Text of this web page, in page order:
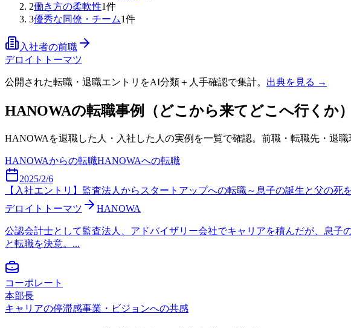
2働き方の柔軟性1件
3優秀な同僚・チーム1件
入社者の前職
デロイトトーマツ
公開された転職・退職エントリをAI分類＋人手確認で集計。 出典を見る →
HANOWAの転職事例（どこから来てどこへ行くか）
HANOWA を退職した人・入社した人の実例を一覧で確認。前職・転職先・退職
HANOWAからの転職HANOWAへの転職
2025/2/6
【入社エントリ】監査法人からスタートアップへの転職～息子の誕生と父の死
デロイトトーマツ
HANOWA
公認会計士として監査法人、アドバイザリー会社でキャリアを積んだが、息子
と転職を決意。...
コーポレート
本部長
キャリアの停滞感事業・ビジョンへの共感